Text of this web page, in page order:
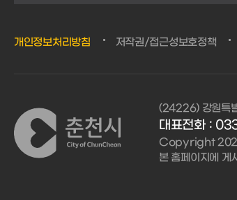
개인정보처리방침 저작권/접근성보호정책
(24226) 강원특
대표전화 :
Copyright
본 홈페이지에 게